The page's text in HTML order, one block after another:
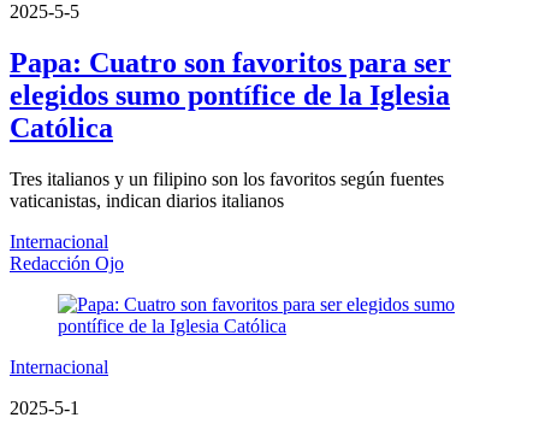
2025-5-5
Papa: Cuatro son favoritos para ser
elegidos sumo pontífice de la Iglesia
Católica
Tres italianos y un filipino son los favoritos según fuentes
vaticanistas, indican diarios italianos
Internacional
Redacción Ojo
Internacional
2025-5-1